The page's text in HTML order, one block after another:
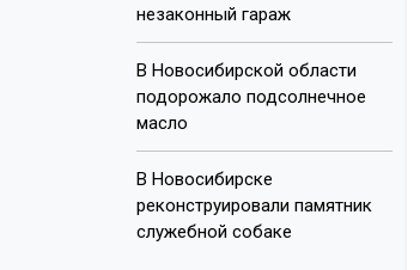
незаконный гараж
В Новосибирской области
подорожало подсолнечное
масло
В Новосибирске
реконструировали памятник
служебной собаке